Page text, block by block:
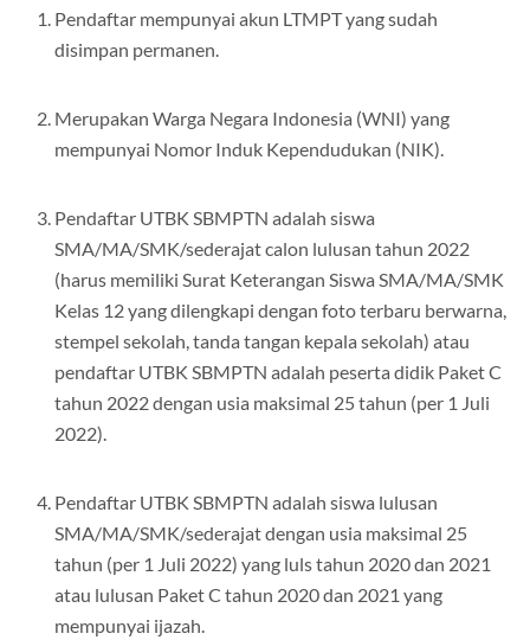
Pendaftar mempunyai akun LTMPT yang sudah
disimpan permanen.
Merupakan Warga Negara Indonesia (WNI) yang
mempunyai Nomor Induk Kependudukan (NIK).
Pendaftar UTBK SBMPTN adalah siswa
SMA/MA/SMK/sederajat calon lulusan tahun 2022
(harus memiliki Surat Keterangan Siswa SMA/MA/SMK
Kelas 12 yang dilengkapi dengan foto terbaru berwarna,
stempel sekolah, tanda tangan kepala sekolah) atau
pendaftar UTBK SBMPTN adalah peserta didik Paket C
tahun 2022 dengan usia maksimal 25 tahun (per 1 Juli
2022).
Pendaftar UTBK SBMPTN adalah siswa lulusan
SMA/MA/SMK/sederajat dengan usia maksimal 25
tahun (per 1 Juli 2022) yang luls tahun 2020 dan 2021
atau lulusan Paket C tahun 2020 dan 2021 yang
mempunyai ijazah.